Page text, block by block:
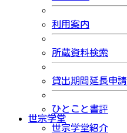
利用案内
所蔵資料検索
貸出期間延長申請
ひとこと書評
世宗学堂
世宗学堂紹介